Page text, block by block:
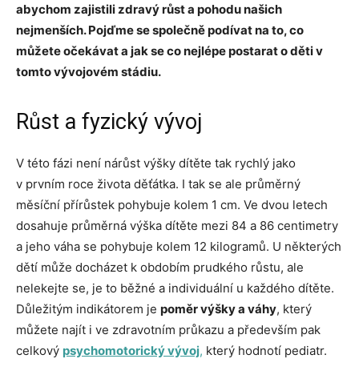
abychom zajistili zdravý růst a pohodu našich
nejmenších. Pojďme se společně podívat na to, co
můžete očekávat a jak se co nejlépe postarat o děti v
tomto vývojovém stádiu.
Růst a fyzický vývoj
V této fázi není nárůst výšky dítěte tak rychlý jako
v prvním roce života děťátka. I tak se ale průměrný
měsíční přírůstek pohybuje kolem 1 cm. Ve dvou letech
dosahuje průměrná výška dítěte mezi 84 a 86 centimetry
a jeho váha se pohybuje kolem 12 kilogramů. U některých
dětí může docházet k obdobím prudkého růstu, ale
nelekejte se, je to běžné a individuální u každého dítěte.
Důležitým indikátorem je poměr výšky a váhy, který
můžete najít i ve zdravotním průkazu a především pak
celkový psychomotorický vývoj, který hodnotí pediatr.